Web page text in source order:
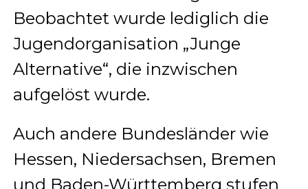
Beobachtet wurde lediglich die
Jugendorganisation „Junge
Alternative“, die inzwischen
aufgelöst wurde.
Auch andere Bundesländer wie
Hessen, Niedersachsen, Bremen
und Baden-Württemberg stufen